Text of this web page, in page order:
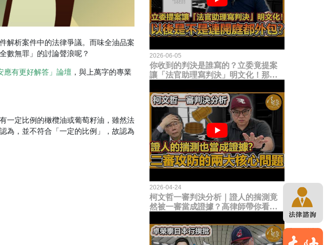
解析案件中的法律爭議。而味全油品案
數無罪」的討論聲浪呢？
應有更好解答」論壇 ，與上萬字的專業
一定比例的橄欖油或葡萄籽油，雖然法
為，並不符合「一定的比例」，故認為
2026-06-05
你收到的判決是誰寫的？立委竟提案
讓「法官助理寫判決」明文化！那以
2026-04-24
柯文哲一審判決分析｜證人的揣測竟
然被一審當成證據？高律師帶你看未